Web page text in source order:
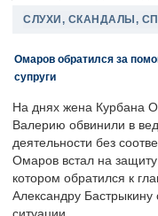
СЛУХИ, СКАНДАЛЫ,
Омаров обратился за
супруги
На днях жена Курбана
Валерию обвинили в
деятельности без
Омаров встал на
котором обратился к
Александру Бастрыкину